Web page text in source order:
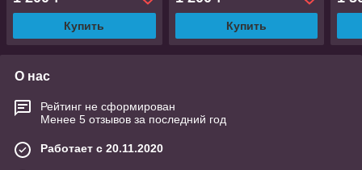
Купить Купить
О нас
Рейтинг не сформирован
Менее 5 отзывов за последний год
Работает с 20.11.2020